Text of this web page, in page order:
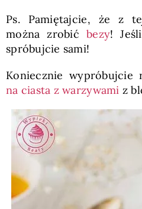
Ps. Pamiętajcie, że z
można zrobić bezy!
spróbujcie sami!
Koniecznie wypróbujcie
na ciasta z warzywami z